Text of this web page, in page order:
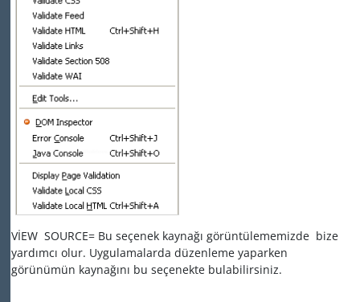
VİEW SOURCE= Bu seçenek kaynağı görüntülememizde bize
yardımcı olur. Uygulamalarda düzenleme yaparken
görünümün kaynağını bu seçenekte bulabilirsiniz.